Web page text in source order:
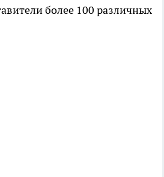
более 100 различных